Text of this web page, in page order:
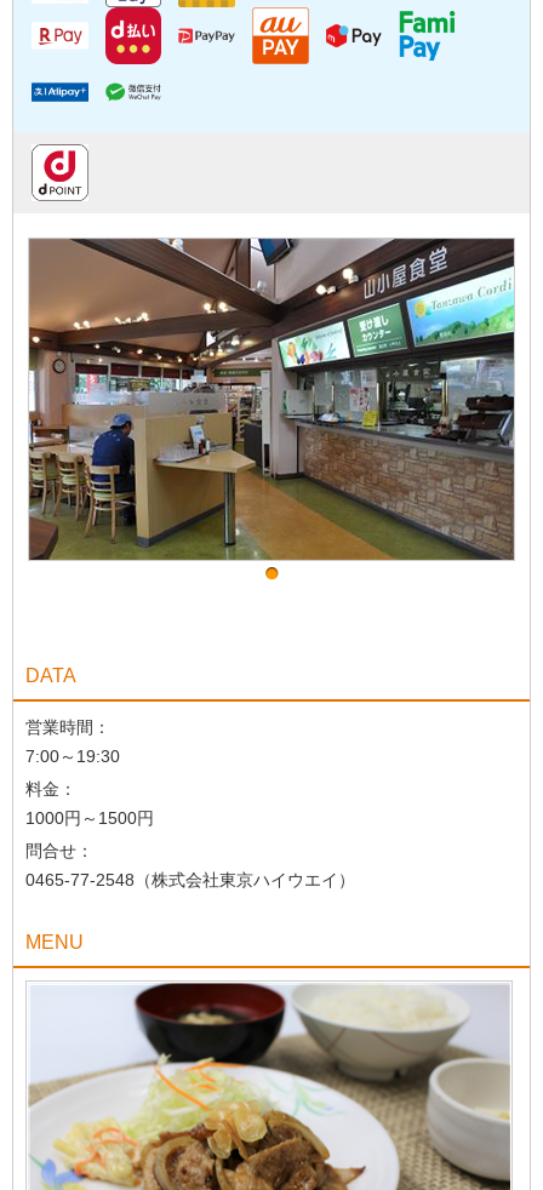
DATA
営業時間：
7:00～19:30
料金：
1000円～1500円
問合せ：
0465-77-2548（株式会社東京ハイウエイ）
MENU